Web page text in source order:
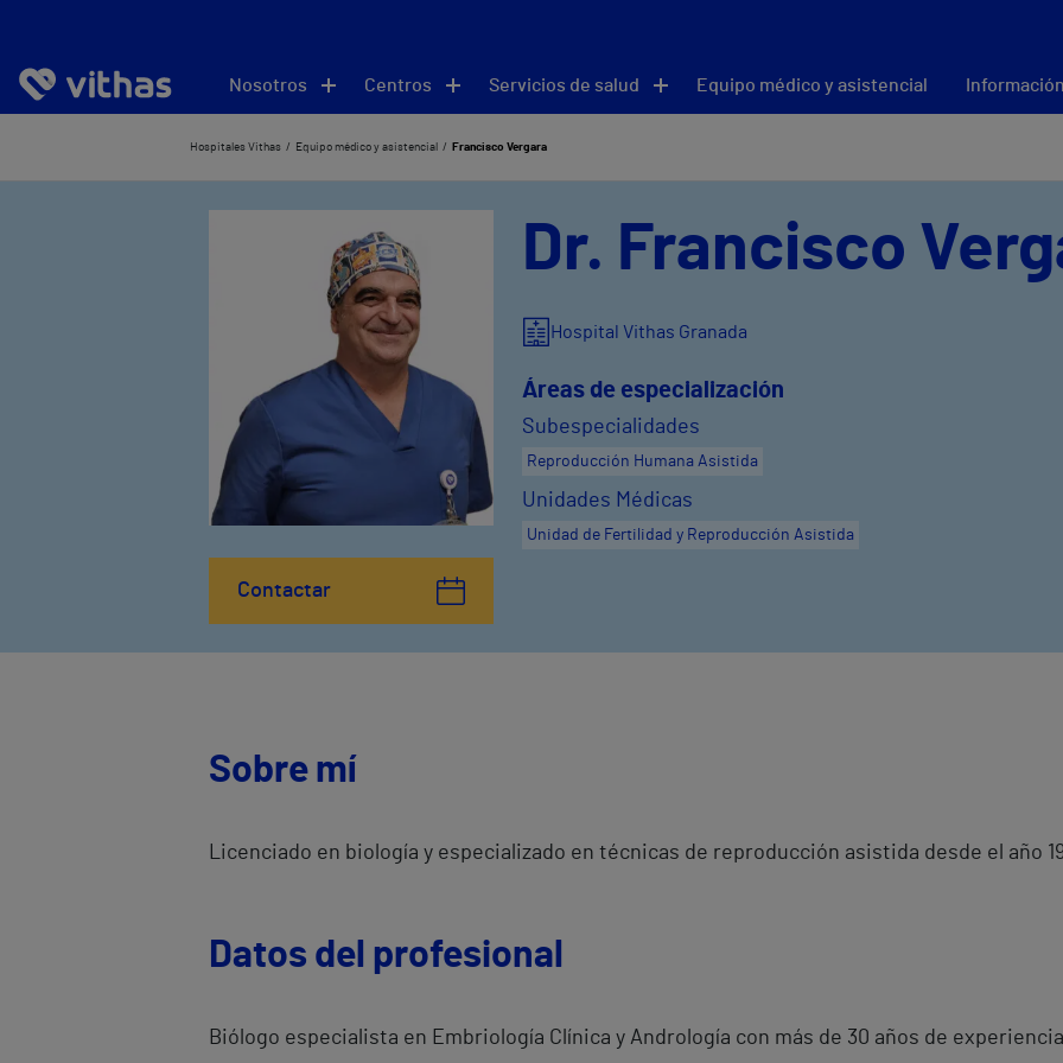
Nosotros Centros Servicios de salud Equipo médico y asistencial
Hospitales Vithas Equipo médico y asistencial Francisco Vergara
Contactar
Dr. Francisco
Hospital Vithas Granada
Áreas de especialización
Subespecialidades
Reproducción Humana Asistida
Unidades Médicas
Unidad de Fertilidad y Reproducción Asistida
Sobre mí
Licenciado en biología y especializado en técnicas de reproducción asistida desde el año
Datos del profesional
Biólogo especialista en Embriología Clínica y Andrología con más de 30 años de